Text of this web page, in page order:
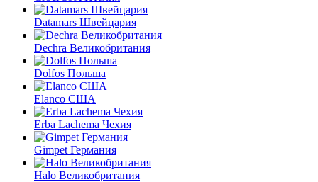
Datamars Швейцария
Dechra Великобритания
Dolfos Польша
Elanco США
Erba Lachema Чехия
Gimpet Германия
Halo Великобритания